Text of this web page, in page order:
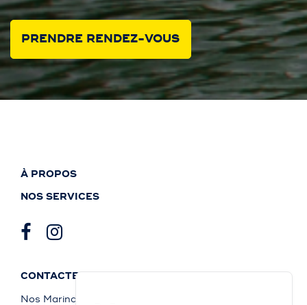
PRENDRE RENDEZ-VOUS
À PROPOS
NOS SERVICES
CONTACTEZ-NOUS
Nos Marinas